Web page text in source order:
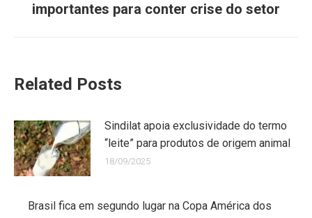
importantes para conter crise do setor
Related Posts
Sindilat apoia exclusividade do termo
“leite” para produtos de origem animal
18/09/2025
Brasil fica em segundo lugar na Copa América dos